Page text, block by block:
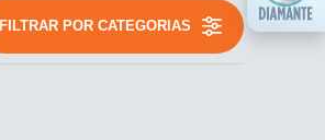
FILTRAR POR CATEGORIAS